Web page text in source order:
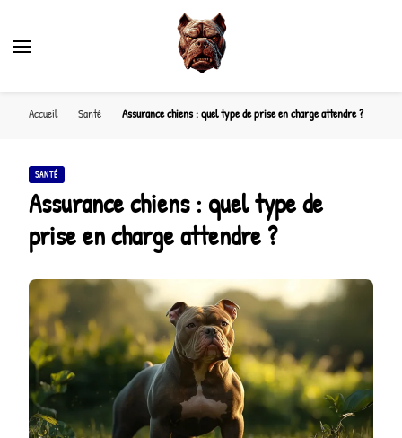
Accueil Santé Assurance chiens : quel type de prise en charge attendre ?
SANTÉ
Assurance chiens : quel type de
prise en charge attendre ?